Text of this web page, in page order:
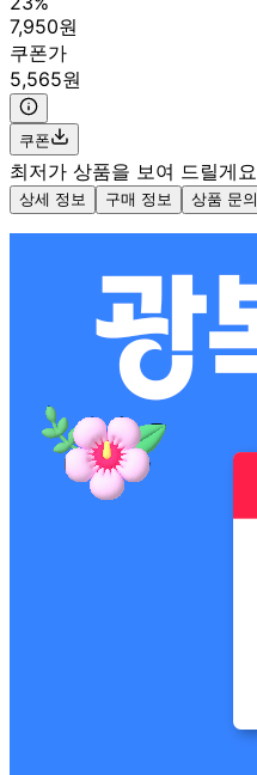
7,950원
쿠폰가
5,565원
쿠폰
최저가 상품을 보여 드릴게요
상세 정보 구매 정보 상품 문의